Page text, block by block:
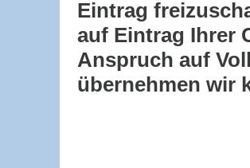
Eintrag
auf Eintrag Ihrer
Anspruch auf
übernehmen wir